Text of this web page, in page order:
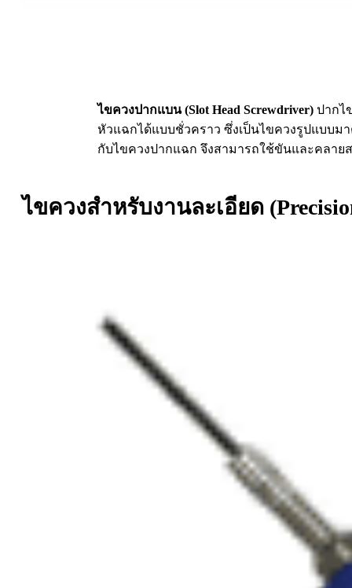
ไขควงปากแบน (Slot Head Screwdriver) ปากไ
หัวแฉกได้แบบชั่วคราว ซึ่งเป็นไขควงรูปแบบม
กับไขควงปากแฉก จึงสามารถใช้ขันและคลาย
ไขควงสำหรับงานละเอียด